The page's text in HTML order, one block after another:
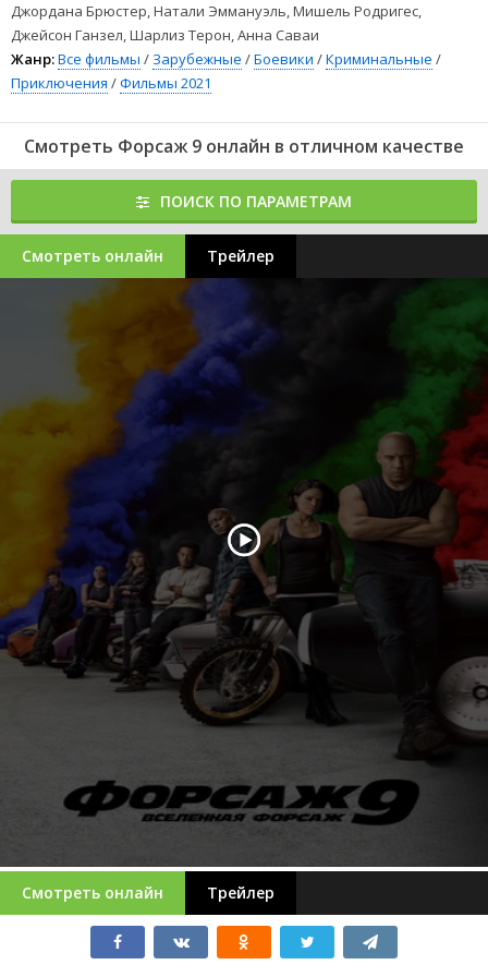
Больше, чем люди
Крушение (2023)
Кукольник (2023) фильм
Детектор фильм​​​ Форсаж 9 (2021) в хорошем качестве 720 и 1080p
можно смотреть онлайн с отличным дублированным переводом.
Джордана Брюстер, Натали Эммануэль, Мишель Родригес,
Джейсон Ганзел, Шарлиз Терон, Анна Саваи
Жанр:Все фильмы / Зарубежные /Боевики /Криминальные /
Приключения /Фильмы 2021
Смотреть Форсаж 9 онлайн в отличном качестве
ПОИСК ПО ПАРАМЕТРАМ
Смотреть онлайн Трейлер
Смотреть онлайн Трейлер